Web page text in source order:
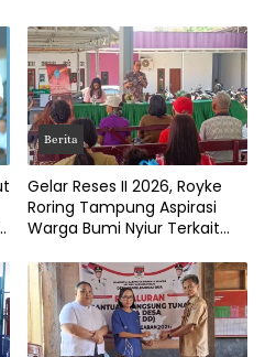
Berita
Gelar Reses II 2026, Royke
Roring Tampung Aspirasi
Warga Bumi Nyiur Terkait